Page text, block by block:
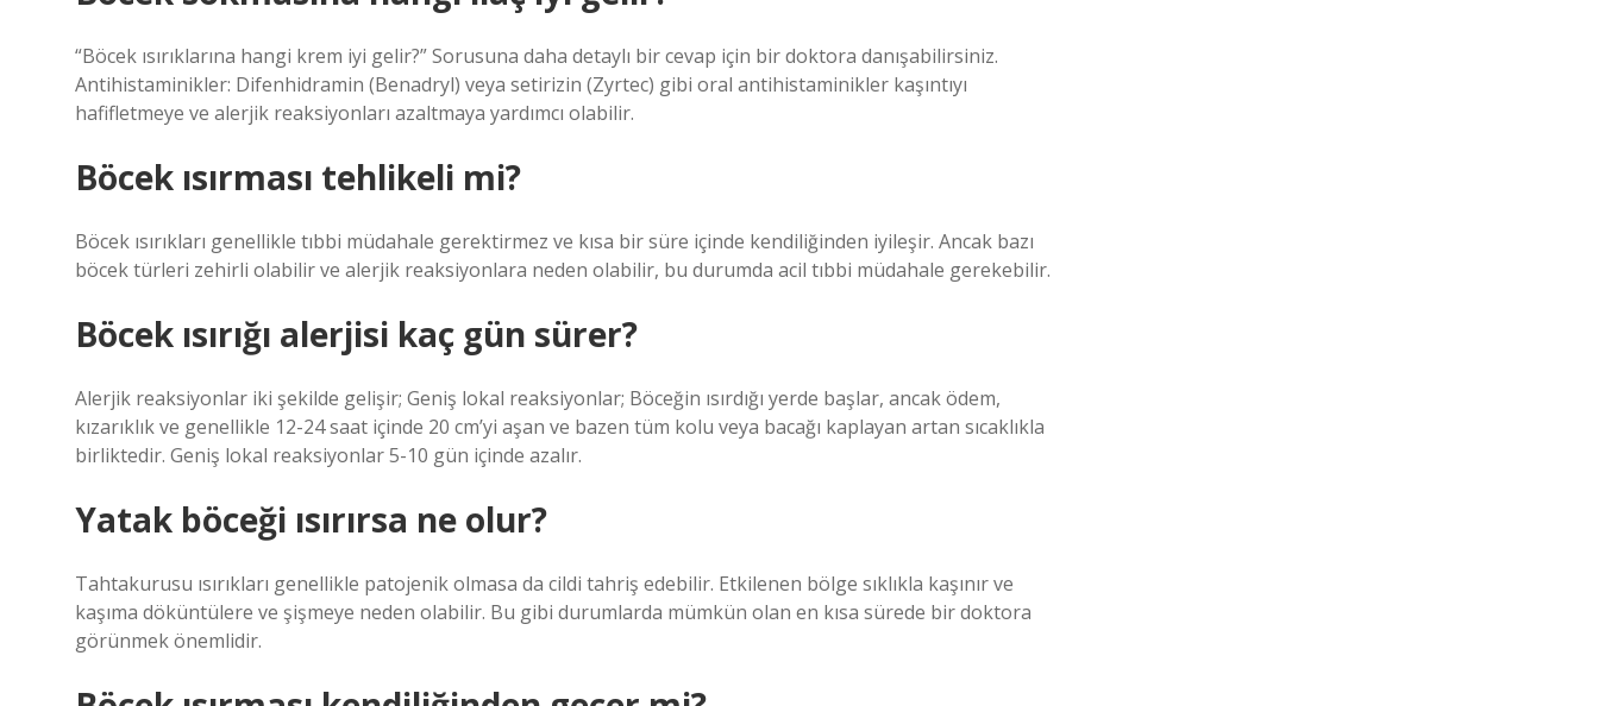
“Böcek ısırıklarına hangi krem ​​iyi gelir?” Sorusuna daha detaylı bir cevap için bir doktora danışabilirsiniz.
Antihistaminikler: Difenhidramin (Benadryl) veya setirizin (Zyrtec) gibi oral antihistaminikler kaşıntıyı
hafifletmeye ve alerjik reaksiyonları azaltmaya yardımcı olabilir.
Böcek ısırması tehlikeli mi?
Böcek ısırıkları genellikle tıbbi müdahale gerektirmez ve kısa bir süre içinde kendiliğinden iyileşir. Ancak bazı
böcek türleri zehirli olabilir ve alerjik reaksiyonlara neden olabilir, bu durumda acil tıbbi müdahale gerekebilir.
Böcek ısırığı alerjisi kaç gün sürer?
Alerjik reaksiyonlar iki şekilde gelişir; Geniş lokal reaksiyonlar; Böceğin ısırdığı yerde başlar, ancak ödem,
kızarıklık ve genellikle 12-24 saat içinde 20 cm’yi aşan ve bazen tüm kolu veya bacağı kaplayan artan sıcaklıkla
birliktedir. Geniş lokal reaksiyonlar 5-10 gün içinde azalır.
Yatak böceği ısırırsa ne olur?
Tahtakurusu ısırıkları genellikle patojenik olmasa da cildi tahriş edebilir. Etkilenen bölge sıklıkla kaşınır ve
kaşıma döküntülere ve şişmeye neden olabilir. Bu gibi durumlarda mümkün olan en kısa sürede bir doktora
görünmek önemlidir.